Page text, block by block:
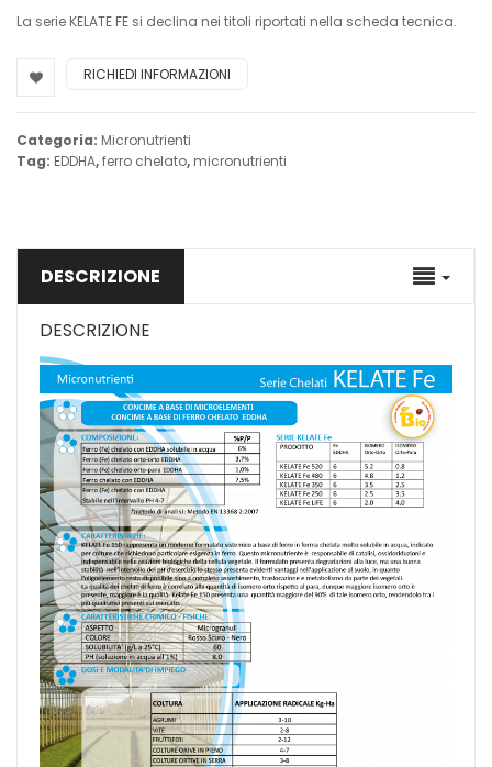
La serie KELATE FE si declina nei titoli riportati nella scheda tecnica.
RICHIEDI INFORMAZIONI
Categoria: Micronutrienti
Tag: EDDHA,ferro chelato, micronutrienti
DESCRIZIONE
DESCRIZIONE